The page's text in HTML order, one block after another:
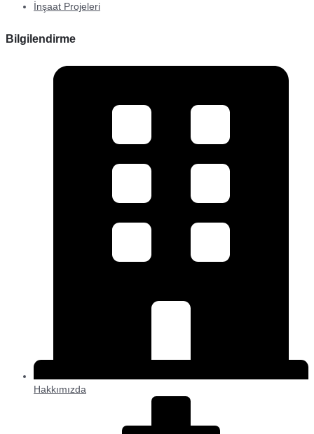
İnşaat Projeleri
Bilgilendirme
Hakkımızda